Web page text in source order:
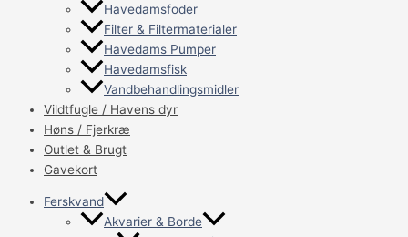
Havedamsfoder
Filter & Filtermaterialer
Havedams Pumper
Havedamsfisk
Vandbehandlingsmidler
Vildtfugle / Havens dyr
Høns / Fjerkræ
Outlet & Brugt
Gavekort
Ferskvand
Akvarier & Borde